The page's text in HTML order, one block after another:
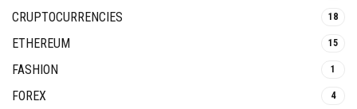
CRUPTOCURRENCIES 18
ETHEREUM 15
FASHION 1
FOREX 4